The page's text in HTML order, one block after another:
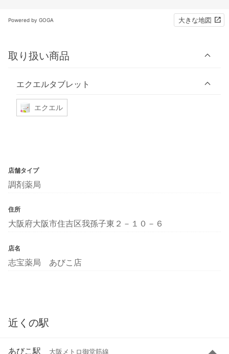
Powered by GOGA 大きな地図
取り扱い商品
エクエルタブレット
エクエル
店舗タイプ
調剤薬局
住所
大阪府大阪市住吉区我孫子東２－１０－６
店名
志宝薬局 あびこ店
近くの駅
あびこ駅 大阪メトロ御堂筋線